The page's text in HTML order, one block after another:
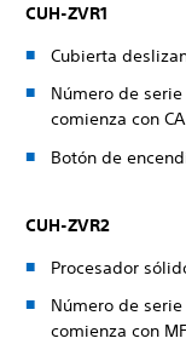
CUH-ZVR1
Cubierta
Número de
comienza con
Botón de
CUH-ZVR2
Procesador
Número de
comienza con